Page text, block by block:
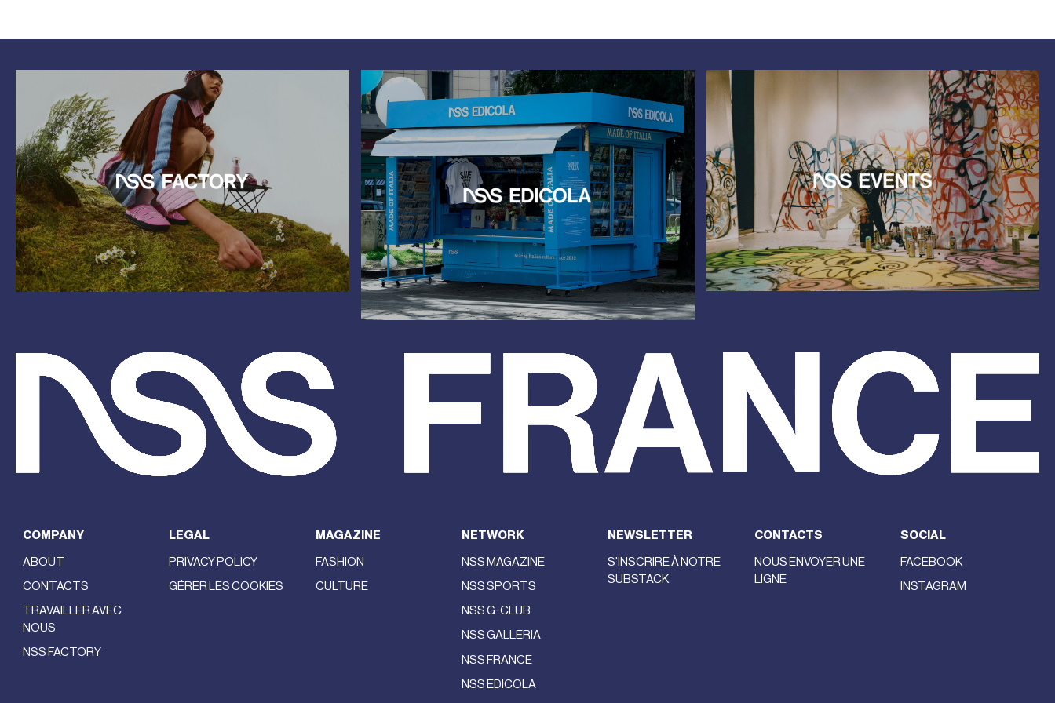
COMPANY
ABOUT
CONTACTS
TRAVAILLER AVEC
NOUS
NSS FACTORY
LEGAL
PRIVACY POLICY
GÉRER LES COOKIES
MAGAZINE
FASHION
CULTURE
NETWORK
NSS MAGAZINE
NSS SPORTS
NSS G-CLUB
NSS GALLERIA
NSS FRANCE
NSS EDICOLA
NEWSLETTER
S'INSCRIRE À NOTRE
SUBSTACK
CONTACTS
NOUS ENVOYER UNE
LIGNE
SOCIAL
FACEBOOK
INSTAGRAM